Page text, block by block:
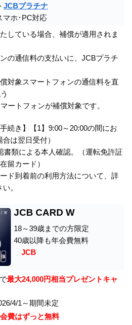
JCBプラチナ
マホ･PC対応
ている場合、補償が適用されま
の通信料の支払いに、JCBプラチ
対象スマートフォンの通信料を直
ートフォンが補償対象です。
続き】【1】9:00～20:00の間にお
は翌日受付）
書類による本人確認。（運転免許証
留カード）
ド到着前の利用方法について、詳
。
JCB CARD W
18～39歳までの方限定
40歳以降も年会費無料
JCB
最大24,000円相当プレゼントキャ
4/1～期間未定
費はずっと無料